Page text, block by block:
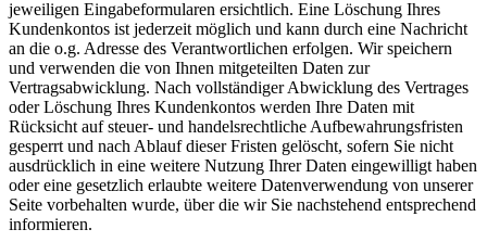
jeweiligen Eingabeformularen ersichtlich. Eine Löschung Ihres
Kundenkontos ist jederzeit möglich und kann durch eine Nachricht
an die o.g. Adresse des Verantwortlichen erfolgen. Wir speichern
und verwenden die von Ihnen mitgeteilten Daten zur
Vertragsabwicklung. Nach vollständiger Abwicklung des Vertrages
oder Löschung Ihres Kundenkontos werden Ihre Daten mit
Rücksicht auf steuer- und handelsrechtliche Aufbewahrungsfristen
gesperrt und nach Ablauf dieser Fristen gelöscht, sofern Sie nicht
ausdrücklich in eine weitere Nutzung Ihrer Daten eingewilligt haben
oder eine gesetzlich erlaubte weitere Datenverwendung von unserer
Seite vorbehalten wurde, über die wir Sie nachstehend entsprechend
informieren.